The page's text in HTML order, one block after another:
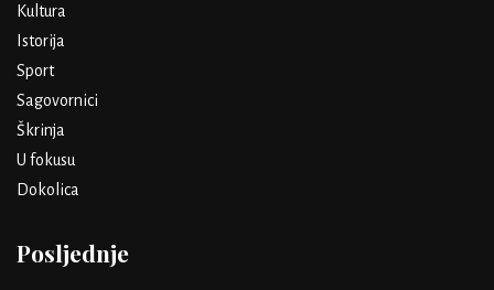
Kultura
Istorija
Sport
Sagovornici
Škrinja
U fokusu
Dokolica
Posljednje